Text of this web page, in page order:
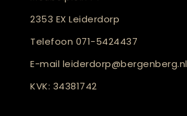
2353 EX Leiderdorp
Telefoon 071-5424437
E-mail leiderdorp@bergenberg.nl
KVK: 34381742